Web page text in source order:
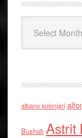
albano kolonjari
Bushati Astrit